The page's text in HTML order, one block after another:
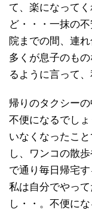
て、楽になって
ど・・・一抹の
院までの間、連
多くが息子のも
るように言って
帰りのタクシー
不便になるでし
いなくなったこ
し、ワンコの散
で通り毎日帰宅
私は自分でやっ
し・・。不便に